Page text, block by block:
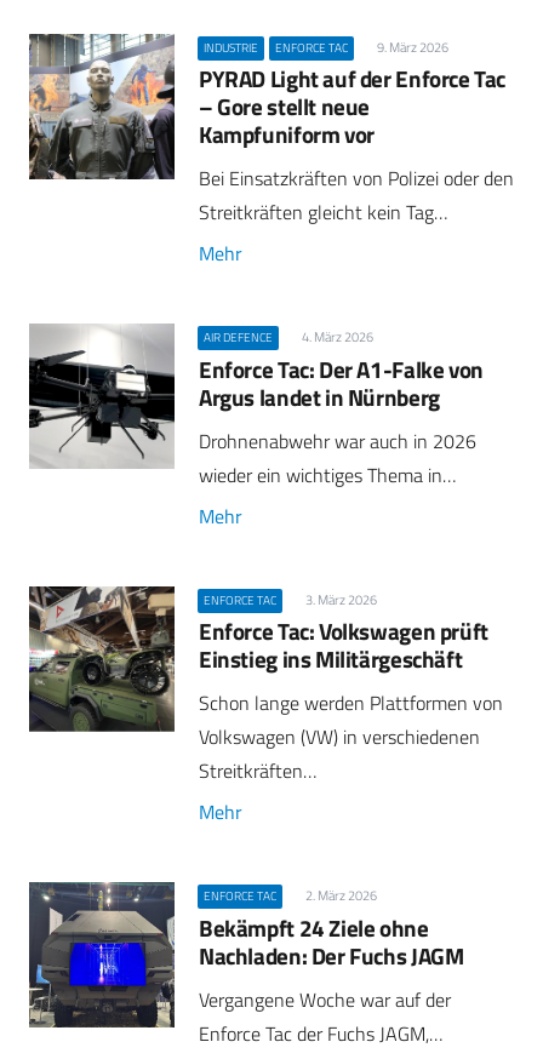
INDUSTRIE ENFORCE TAC 9. März 2026
PYRAD Light auf der Enforce Tac
– Gore stellt neue
Kampfuniform vor
Bei Einsatzkräften von Polizei oder den
Streitkräften gleicht kein Tag…
Mehr
AIR DEFENCE 4. März 2026
Enforce Tac: Der A1-Falke von
Argus landet in Nürnberg
Drohnenabwehr war auch in 2026
wieder ein wichtiges Thema in…
Mehr
ENFORCE TAC 3. März 2026
Enforce Tac: Volkswagen prüft
Einstieg ins Militärgeschäft
Schon lange werden Plattformen von
Volkswagen (VW) in verschiedenen
Streitkräften…
Mehr
ENFORCE TAC 2. März 2026
Bekämpft 24 Ziele ohne
Nachladen: Der Fuchs JAGM
Vergangene Woche war auf der
Enforce Tac der Fuchs JAGM,…